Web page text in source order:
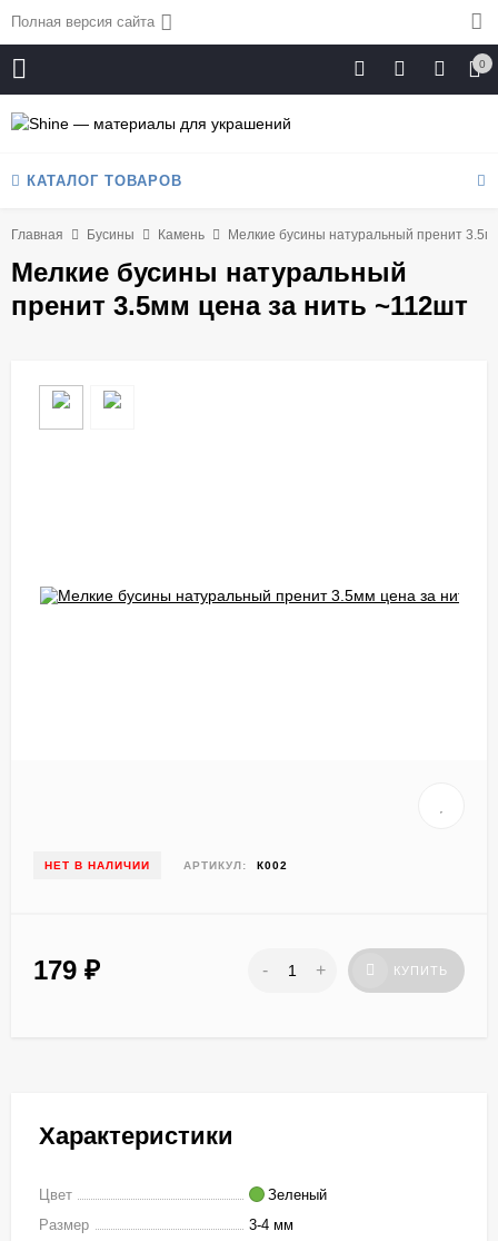
Полная версия сайта
0
КАТАЛОГ ТОВАРОВ
Главная Бусины Камень Мелкие бусины натуральный пренит
Мелкие бусины натуральный
пренит 3.5мм цена за нить ~112шт
НЕТ В НАЛИЧИИ АРТИКУЛ: К002
179 ₽ - + КУПИТЬ
Характеристики
Цвет
Зеленый
Размер
3-4 мм